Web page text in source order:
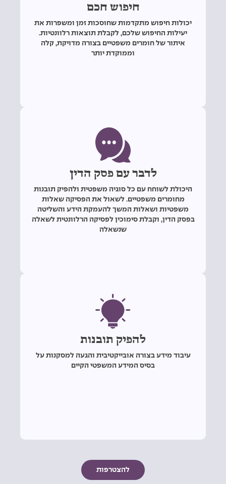
חיפוש חכם
יכולות חיפוש מתקדמות שחוסכות זמן ומשפרות את
יעילות החיפוש שלכם, לקבלת תוצאות רלוונטיות.
איתור של חומרים משפטיים בצורה מדויקת, קלה
וממוקדת יותר
לדבר עם פסק הדין
היכולת לשוחח עם כל סוגיה משפטית ולהפיק תובנות
מחומרים משפטיים. לשאול את הפסיקה שאלות
משפטיות ושאלות המשך להעמקת הידע והשליטה
בפסק הדין, וקבלת סימוכין לפסיקה הרלוונטית לשאלה
שנשאלה
להפיק תובנות
עיבוד מידע בצורה אובייקטיבית והגעה למסקנות על
בסיס המידע המשפטי הקיים
להצטרפות